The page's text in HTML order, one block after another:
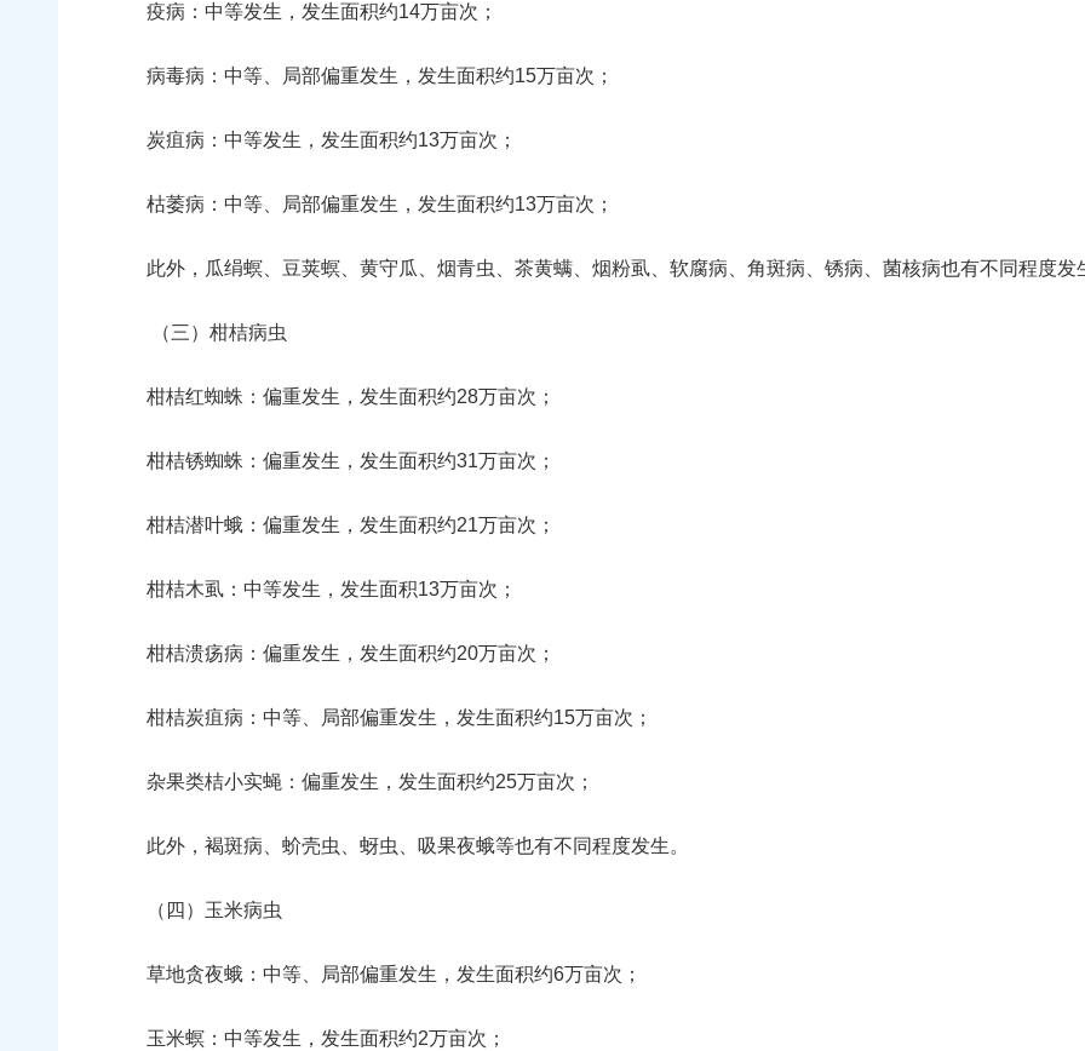
疫病：中等发生，发生面积约14万亩次；
病毒病：中等、局部偏重发生，发生面积约15万亩次；
炭疽病：中等发生，发生面积约13万亩次；
枯萎病：中等、局部偏重发生，发生面积约13万亩次；
此外，瓜绢螟、豆荚螟、黄守瓜、烟青虫、茶黄螨、烟粉虱、软腐病、角斑病、锈病、菌核病也有不同程度发
（三）柑桔病虫
柑桔红蜘蛛：偏重发生，发生面积约28万亩次；
柑桔锈蜘蛛：偏重发生，发生面积约31万亩次；
柑桔潜叶蛾：偏重发生，发生面积约21万亩次；
柑桔木虱：中等发生，发生面积13万亩次；
柑桔溃疡病：偏重发生，发生面积约20万亩次；
柑桔炭疽病：中等、局部偏重发生，发生面积约15万亩次；
杂果类桔小实蝇：偏重发生，发生面积约25万亩次；
此外，褐斑病、蚧壳虫、蚜虫、吸果夜蛾等也有不同程度发生。
（四）玉米病虫
草地贪夜蛾：中等、局部偏重发生，发生面积约6万亩次；
玉米螟：中等发生，发生面积约2万亩次；